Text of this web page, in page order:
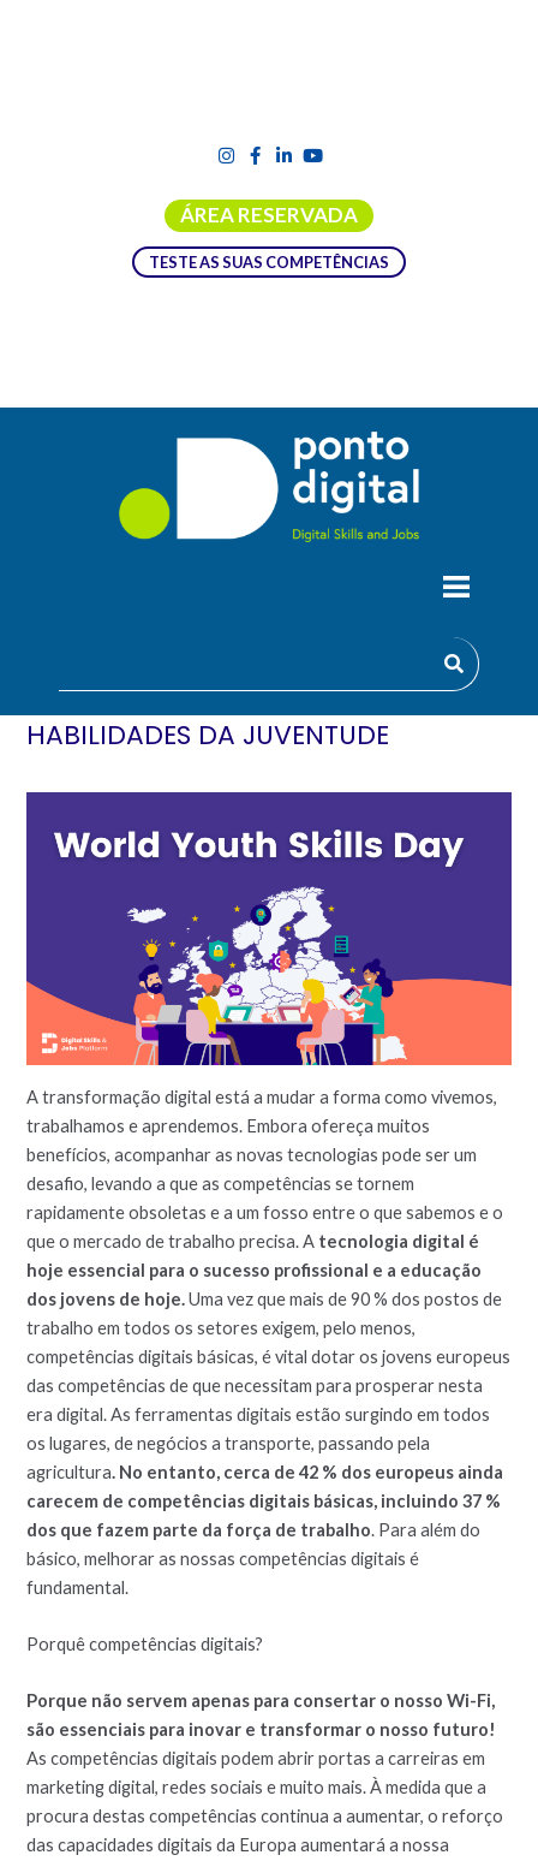
ÁREA RESERVADA
TESTE AS SUAS COMPETÊNCIAS
COMO SE TORNAR UM NINJA DIGITAL
PARA O DIA MUNDIAL DAS
HABILIDADES DA JUVENTUDE
A transformação digital está a mudar a forma como vivemos,
trabalhamos e aprendemos. Embora ofereça muitos
benefícios, acompanhar as novas tecnologias pode ser um
desafio, levando a que as competências se tornem
rapidamente obsoletas e a um fosso entre o que sabemos e o
que o mercado de trabalho precisa. A tecnologia digital é
hoje essencial para o sucesso profissional e a educação
dos jovens de hoje.Uma vez que mais de 90 % dos postos de
trabalho em todos os setores exigem, pelo menos,
competências digitais básicas, é vital dotar os jovens europeus
das competências de que necessitam para prosperar nesta
era digital. As ferramentas digitais estão surgindo em todos
os lugares, de negócios a transporte, passando pela
agricultura. No entanto, cerca de 42 % dos europeus ainda
carecem de competências digitais básicas, incluindo 37 %
dos que fazem parte da força de trabalho. Para além do
básico, melhorar as nossas competências digitais é
fundamental.
Porquê competências digitais?
Porque não servem apenas para consertar o nosso Wi-Fi,
são essenciais para inovar e transformar o nosso futuro!
As competências digitais podem abrir portas a carreiras em
marketing digital, redes sociais e muito mais. À medida que a
procura destas competências continua a aumentar, o reforço
das capacidades digitais da Europa aumentará a nossa